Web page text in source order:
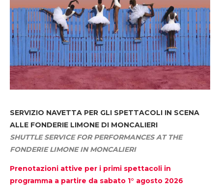
SERVIZIO NAVETTA PER GLI SPETTACOLI IN SCENA
ALLE FONDERIE LIMONE DI MONCALIERI
SHUTTLE SERVICE FOR PERFORMANCES AT THE
FONDERIE LIMONE IN MONCALIERI
Prenotazioni attive per i primi spettacoli in
programma a partire da sabato 1° agosto 2026